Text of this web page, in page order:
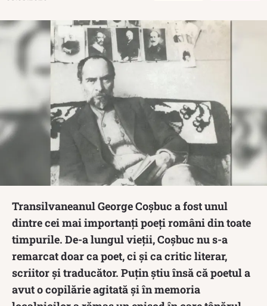
Transilvaneanul George Coșbuc a fost unul
dintre cei mai importanți poeți români din toate
timpurile. De-a lungul vieții, Coșbuc nu s-a
remarcat doar ca poet, ci și ca critic literar,
scriitor și traducător. Puțin știu însă că poetul a
avut o copilărie agitată și în memoria